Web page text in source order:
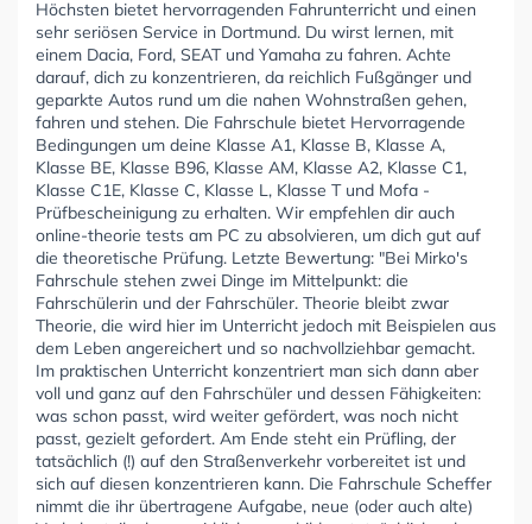
Höchsten bietet hervorragenden Fahrunterricht und einen
sehr seriösen Service in Dortmund. Du wirst lernen, mit
einem Dacia, Ford, SEAT und Yamaha zu fahren. Achte
darauf, dich zu konzentrieren, da reichlich Fußgänger und
geparkte Autos rund um die nahen Wohnstraßen gehen,
fahren und stehen. Die Fahrschule bietet Hervorragende
Bedingungen um deine Klasse A1, Klasse B, Klasse A,
Klasse BE, Klasse B96, Klasse AM, Klasse A2, Klasse C1,
Klasse C1E, Klasse C, Klasse L, Klasse T und Mofa -
Prüfbescheinigung zu erhalten. Wir empfehlen dir auch
online-theorie tests am PC zu absolvieren, um dich gut auf
die theoretische Prüfung. Letzte Bewertung: "Bei Mirko's
Fahrschule stehen zwei Dinge im Mittelpunkt: die
Fahrschülerin und der Fahrschüler. Theorie bleibt zwar
Theorie, die wird hier im Unterricht jedoch mit Beispielen aus
dem Leben angereichert und so nachvollziehbar gemacht.
Im praktischen Unterricht konzentriert man sich dann aber
voll und ganz auf den Fahrschüler und dessen Fähigkeiten:
was schon passt, wird weiter gefördert, was noch nicht
passt, gezielt gefordert. Am Ende steht ein Prüfling, der
tatsächlich (!) auf den Straßenverkehr vorbereitet ist und
sich auf diesen konzentrieren kann. Die Fahrschule Scheffer
nimmt die ihr übertragene Aufgabe, neue (oder auch alte)